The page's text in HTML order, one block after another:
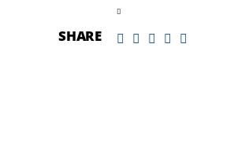
SHARE